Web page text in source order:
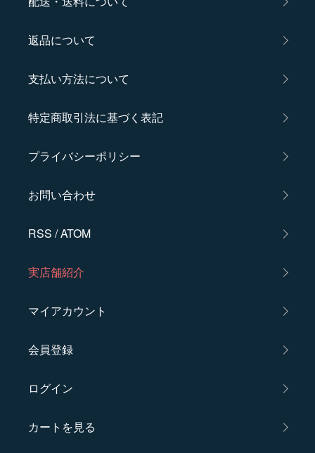
返品について
支払い方法について
特定商取引法に基づく表記
プライバシーポリシー
お問い合わせ
RSS /ATOM
実店舗紹介
マイアカウント
会員登録
ログイン
カートを見る